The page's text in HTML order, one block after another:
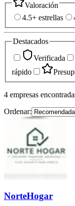
Valoración
4.5+ estrellas
Destacados
Verificada
rápido
4 empresas
Ordenar:
NorteHogar